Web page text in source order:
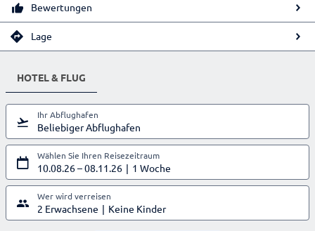
Bewertungen
Lage
HOTEL & FLUG
Ihr Abflughafen
Beliebiger Abflughafen
Wählen Sie Ihren Reisezeitraum
10.08.26–08.11.26 1 Woche
Wer wird verreisen
2 Erwachsene Keine Kinder